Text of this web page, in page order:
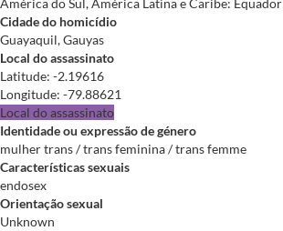
América do Sul, América Latina e Caribe: Equador
Cidade do homicídio
Guayaquil, Gauyas
Local do assassinato
Latitude: -2.19616
Longitude: -79.88621
Local do assassinato
Identidade ou expressão de género
mulher trans / trans feminina / trans femme
Características sexuais
endosex
Orientação sexual
Unknown